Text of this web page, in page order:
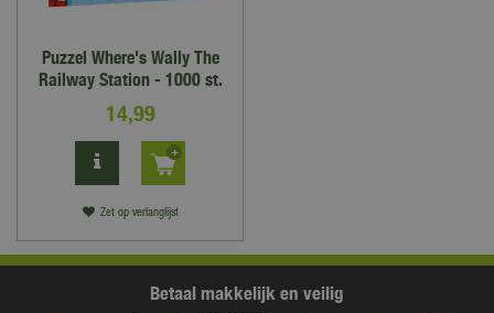
Puzzel Where's Wally The
Railway Station - 1000 st.
14,99
Zet op verlanglijst
Betaal makkelijk en veilig